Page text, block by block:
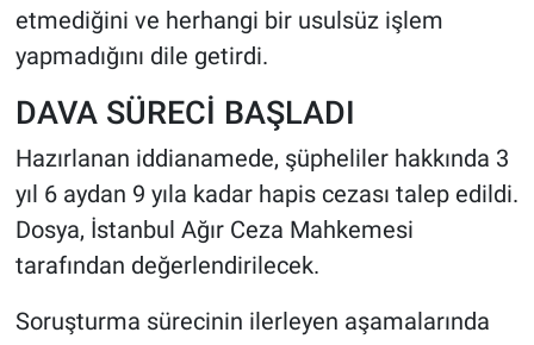
etmediğini ve herhangi bir usulsüz işlem
yapmadığını dile getirdi.
DAVA SÜRECİ BAŞLADI
Hazırlanan iddianamede, şüpheliler hakkında 3
yıl 6 aydan 9 yıla kadar hapis cezası talep edildi.
Dosya, İstanbul Ağır Ceza Mahkemesi
tarafından değerlendirilecek.
Soruşturma sürecinin ilerleyen aşamalarında